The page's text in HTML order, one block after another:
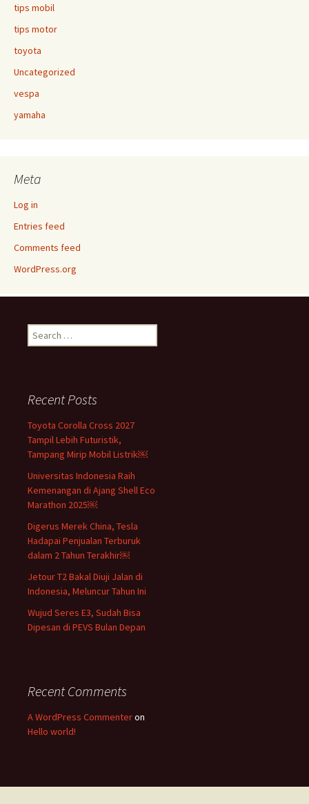
tips mobil
tips motor
toyota
Uncategorized
vespa
yamaha
Meta
Log in
Entries feed
Comments feed
WordPress.org
Search
for:
Recent Posts
Toyota Corolla Cross 2027
Tampil Lebih Futuristik,
Tampang Mirip Mobil Listrik￼
Universitas Indonesia Raih
Kemenangan di Ajang Shell Eco
Marathon 2025￼
Digerus Merek China, Tesla
Hadapai Penjualan Terburuk
dalam 2 Tahun Terakhir￼
Jetour T2 Bakal Diuji Jalan di
Indonesia, Meluncur Tahun Ini
Wujud Seres E3, Sudah Bisa
Dipesan di PEVS Bulan Depan
Recent Comments
A WordPress Commenteron
Hello world!